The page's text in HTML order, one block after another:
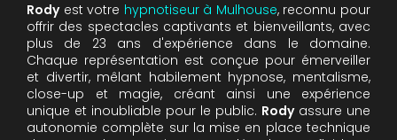
Rodyest votre hypnotiseur à Mulhouse, reconnu pour
offrir des spectacles captivants et bienveillants, avec
plus de 23 ans d'expérience dans le domaine.
Chaque représentation est conçue pour émerveiller
et divertir, mêlant habilement hypnose, mentalisme,
close-up et magie, créant ainsi une expérience
unique et inoubliable pour le public. Rodyassure une
autonomie complète sur la mise en place technique